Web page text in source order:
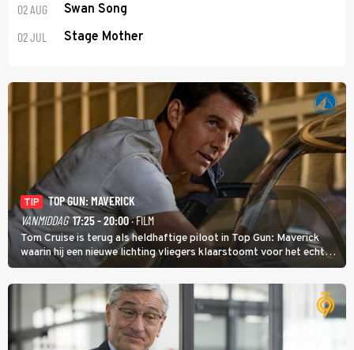
02 AUG Swan Song
02 JUL Stage Mother
TIP
TOP GUN: MAVERICK
VANMIDDAG 17:25 - 20:00· FILM
Tom Cruise is terug als heldhaftige piloot in Top Gun: Maverick
waarin hij een nieuwe lichting vliegers klaarstoomt voor het echte
werk.